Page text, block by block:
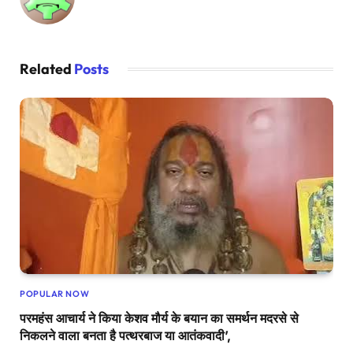
Related Posts
POPULAR NOW
परमहंस आचार्य ने किया केशव मौर्य के बयान का समर्थन मदरसे से
निकलने वाला बनता है पत्थरबाज या आतंकवादी’,